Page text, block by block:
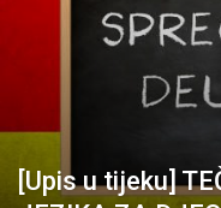
[Upis u tijeku]